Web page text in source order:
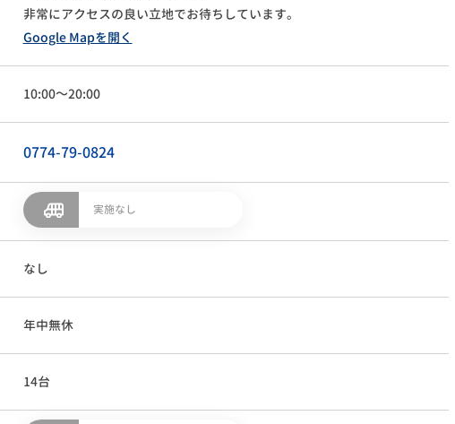
非常にアクセスの良い立地でお待ちしています。
Google Mapを開く
10:00～20:00
0774-79-0824
実施なし
なし
年中無休
14台